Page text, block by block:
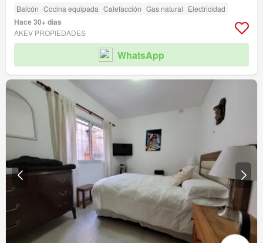
Balcón Cocina equipada Calefacción Gas natural Electricidad
Hace 30+ días
AKEV PROPIEDADES
WhatsApp